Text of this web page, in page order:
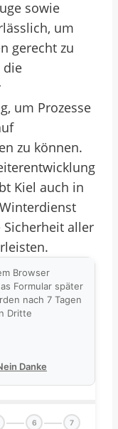
sowie
um
gerecht zu
die
um Prozesse
zu können.
Kiel auch in
aller
Browser
Formular später
nach 7 Tagen
Dritte
Danke
6 7